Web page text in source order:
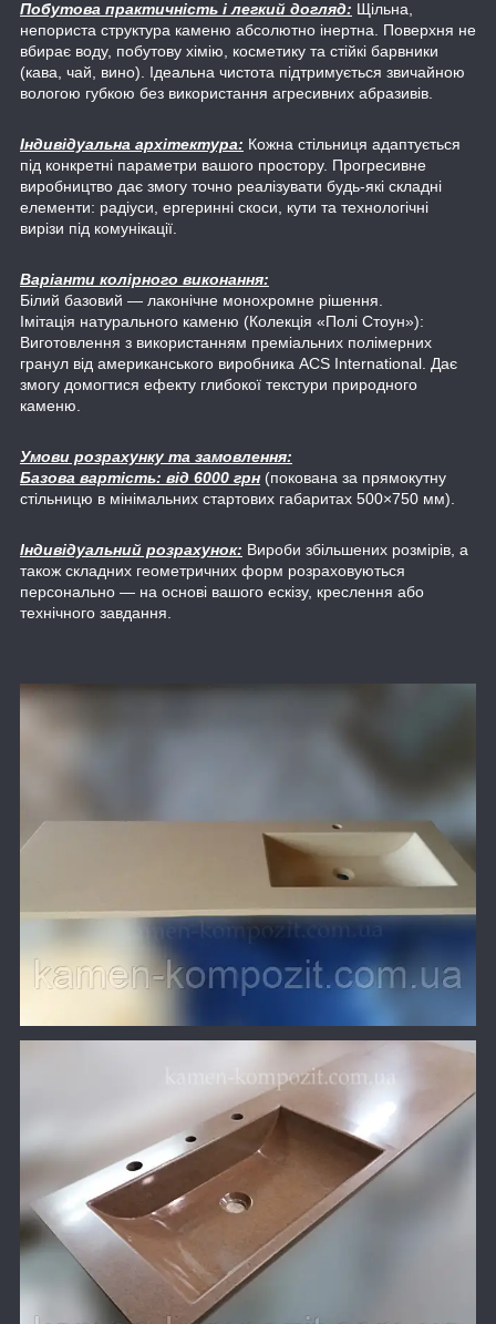
Побутова практичність і легкий догляд: Щільна,
непориста структура каменю абсолютно інертна. Поверхня не
вбирає воду, побутову хімію, косметику та стійкі барвники
(кава, чай, вино). Ідеальна чистота підтримується звичайною
вологою губкою без використання агресивних абразивів.
Індивідуальна архітектура: Кожна стільниця адаптується
під конкретні параметри вашого простору. Прогресивне
виробництво дає змогу точно реалізувати будь-які складні
елементи: радіуси, ергеринні скоси, кути та технологічні
вирізи під комунікації.
Варіанти колірного виконання:
Білий базовий — лаконічне монохромне рішення.
Імітація натурального каменю (Колекція «Полі Стоун»):
Виготовлення з використанням преміальних полімерних
гранул від американського виробника ACS International. Дає
змогу домогтися ефекту глибокої текстури природного
каменю.
Умови розрахунку та замовлення:
Базова вартість: від 6000 грн (покована за прямокутну
стільницю в мінімальних стартових габаритах 500×750 мм).
Індивідуальний розрахунок: Вироби збільшених розмірів, а
також складних геометричних форм розраховуються
персонально — на основі вашого ескізу, креслення або
технічного завдання.